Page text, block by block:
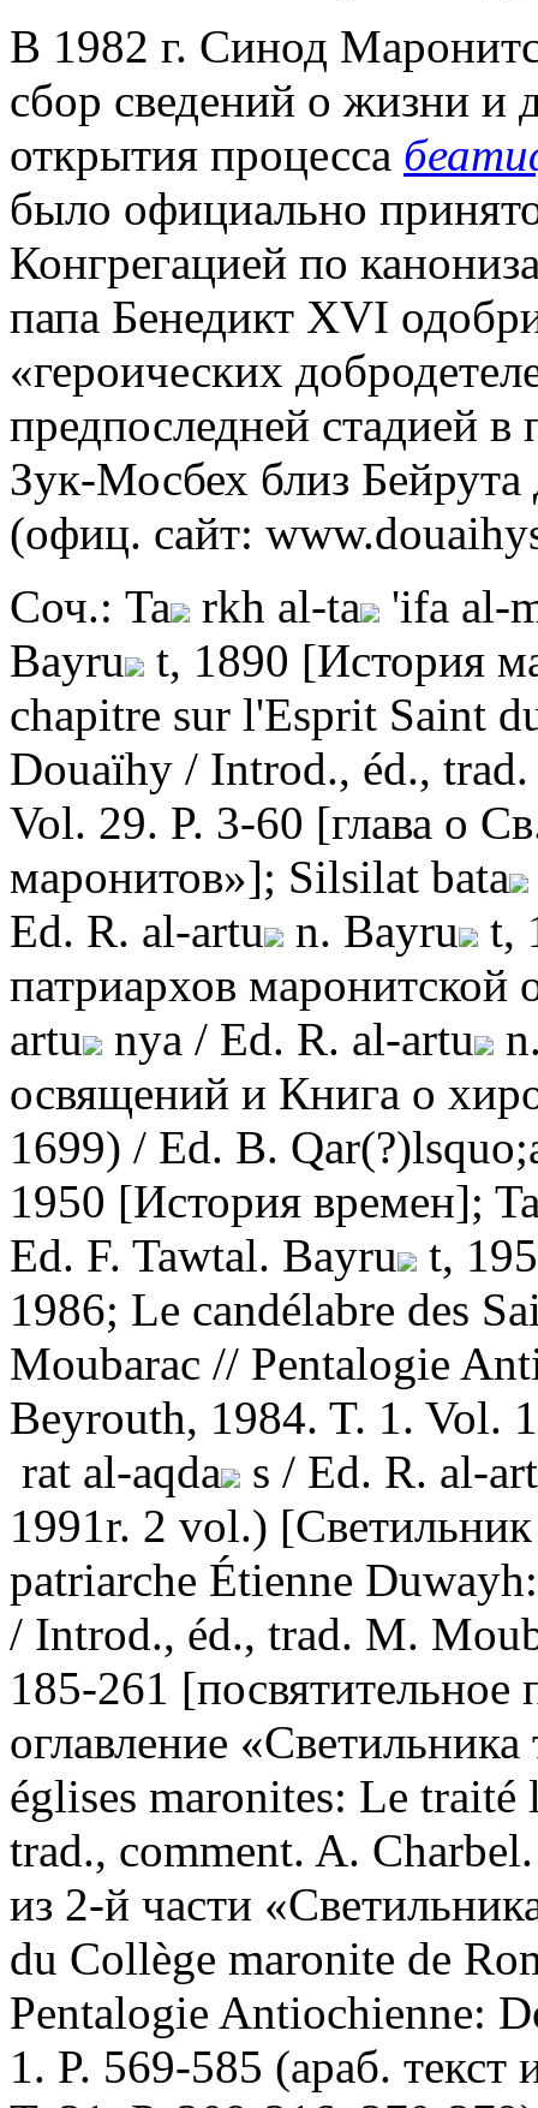
В 1982 г. Синод
сбор сведений о жизни и
открытия процесса
было официально
Конгрегацией по
папа Бенедикт XVI
«героических
предпоследней стадией
Зук-Мосбех близ
(офиц. сайт:
Соч.: Ta
rkh al-ta
'ifa al-
Bayru
t, 1890 [История
chapitre sur l'Esprit Saint
Douaïhy / Introd., éd.,
Vol. 29. P. 3-60 [глава о
маронитов»]; Silsilat bata
Ed. R. al-artu
n. Bayru
t,
патриархов
artu
nya / Ed. R. al-artu
освящений и Книга о
1699) / Ed. B.
1950 [История времен];
Ed. F. Tawtal. Bayru
t,
1986; Le candélabre des
Moubarac // Pentalogie
Beyrouth, 1984. T. 1. Vol.
rat al-aqda
s / Ed. R. al-
1991r. 2 vol.)
patriarche Étienne
/ Introd., éd., trad. M.
185-261 [посвятительное
оглавление
églises maronites: Le
trad., comment. A.
из 2-й части
du Collège maronite de
Pentalogie Antiochienne:
1. P. 569-585 (араб.